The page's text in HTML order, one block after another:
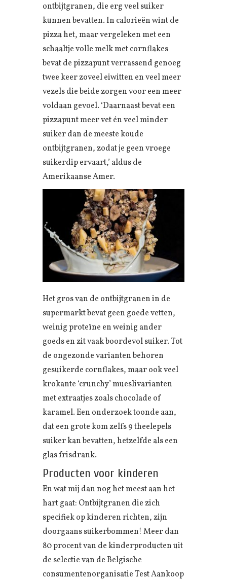
ontbijtgranen, die erg veel suiker
kunnen bevatten. In calorieën wint de
pizza het, maar vergeleken met een
schaaltje volle melk met cornflakes
bevat de pizzapunt verrassend genoeg
twee keer zoveel eiwitten en veel meer
vezels die beide zorgen voor een meer
voldaan gevoel. ‘Daarnaast bevat een
pizzapunt meer vet én veel minder
suiker dan de meeste koude
ontbijtgranen, zodat je geen vroege
suikerdip ervaart,’ aldus de
Amerikaanse Amer.
Het gros van de ontbijtgranen in de
supermarkt bevat geen goede vetten,
weinig proteïne en weinig ander
goeds en zit vaak boordevol suiker. Tot
de ongezonde varianten behoren
gesuikerde cornflakes, maar ook veel
krokante ‘crunchy’ mueslivarianten
met extraatjes zoals chocolade of
karamel. Een onderzoek toonde aan,
dat een grote kom zelfs 9 theelepels
suiker kan bevatten, hetzelfde als een
glas frisdrank.
Producten voor kinderen
En wat mij dan nog het meest aan het
hart gaat: Ontbijtgranen die zich
specifiek op kinderen richten, zijn
doorgaans suikerbommen! Meer dan
80 procent van de kinderproducten uit
de selectie van de Belgische
consumentenorganisatie Test Aankoop